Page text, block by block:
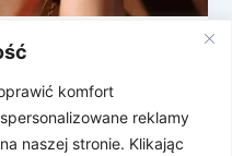
komfort
reklamy
naszej stronie. Klikając
dla AirTag
przed targami
Congress) w